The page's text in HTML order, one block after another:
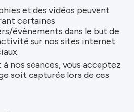
et des vidéos peuvent
certaines
évènements dans le but de
sur nos sites internet
nos séances, vous acceptez
soit capturée lors de ces